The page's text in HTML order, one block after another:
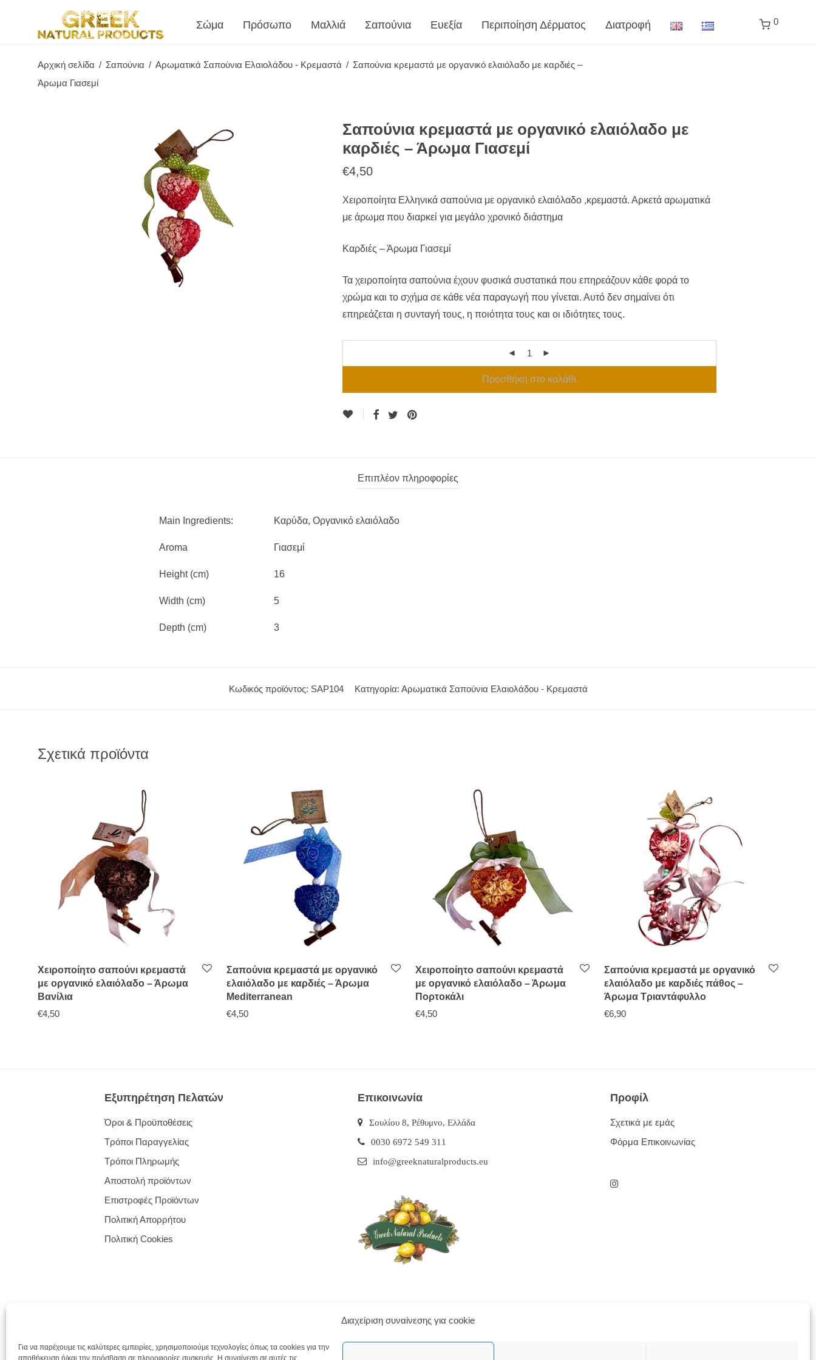
Διαχείριση συναίνεσης για cookie
Για να παρέχουμε τις καλύτερες εμπειρίες, χρησιμοποιούμε τεχνολογίες όπως τα cookies για την
αποθήκευση ή/και την πρόσβαση σε πληροφορίες συσκευής. Η συναίνεση σε αυτές τις
Σώμα Πρόσωπο Μαλλιά Σαπούνια Ευεξία Περιποίηση Δέρματος Διατροφή 0
Αρχική σελίδα / Σαπούνια / Αρωματικά Σαπούνια Ελαιολάδου - Κρεμαστά / Σαπούνια κρεμαστά με οργανικό ελαιόλαδο με καρδιές –
Άρωμα Γιασεμί
Σαπούνια κρεμαστά με οργανικό ελαιόλαδο με
καρδιές – Άρωμα Γιασεμί
€4,50
Χειροποίητα Ελληνικά σαπούνια με οργανικό ελαιόλαδο ,κρεμαστά. Αρκετά αρωματικά
με άρωμα που διαρκεί για μεγάλο χρονικό διάστημα
Καρδιές – Άρωμα Γιασεμί
Τα χειροποίητα σαπούνια έχουν φυσικά συστατικά που επηρεάζουν κάθε φορά το
χρώμα και το σχήμα σε κάθε νέα παραγωγή που γίνεται. Αυτό δεν σημαίνει ότι
επηρεάζεται η συνταγή τους, η ποιότητα τους και οι ιδιότητες τους.
Προσθήκη στο καλάθι
Επιπλέον πληροφορίες
Main Ingredients: Καρύδα, Οργανικό ελαιόλαδο
Aroma Γιασεμί
Height (cm) 16
Width (cm) 5
Depth (cm) 3
Κωδικός προϊόντος: SAP104 Κατηγορία: Αρωματικά Σαπούνια Ελαιολάδου - Κρεμαστά
Σχετικά προϊόντα
Χειροποίητο σαπούνι κρεμαστά
με οργανικό ελαιόλαδο – Άρωμα
Βανίλια
€4,50
Σαπούνια κρεμαστά με οργανικό
ελαιόλαδο με καρδιές – Άρωμα
Mediterranean
€4,50
Χειροποίητο σαπούνι κρεμαστά
με οργανικό ελαιόλαδο – Άρωμα
Πορτοκάλι
€4,50
Σαπούνια κρεμαστά με οργανικό
ελαιόλαδο με καρδιές πάθος –
Άρωμα Τριαντάφυλλο
€6,90
Εξυπηρέτηση Πελατών
Όροι & Προϋποθέσεις
Τρόποι Παραγγελίας
Τρόποι Πληρωμής
Αποστολή προϊόντων
Επιστροφές Προϊόντων
Πολιτική Απορρήτου
Πολιτική Cookies
Επικοινωνία
Σουλίου 8, Ρέθυμνο, Ελλάδα
0030 6972 549 311
info@greeknaturalproducts.eu
Προφίλ
Σχετικά με εμάς
Φόρμα Επικοινωνίας